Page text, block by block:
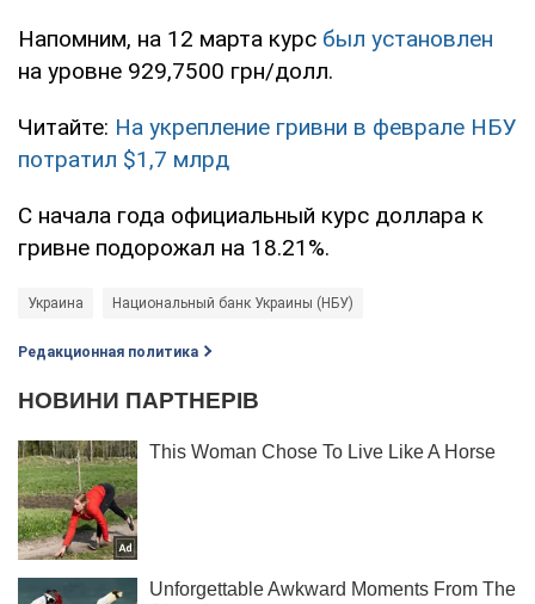
Напомним, на 12 марта курс был установлен
на уровне 929,7500 грн/долл.
Читайте: На укрепление гривни в феврале НБУ
потратил $1,7 млрд
С начала года официальный курс доллара к
гривне подорожал на 18.21%.
Украина Национальный банк Украины (НБУ)
Редакционная политика